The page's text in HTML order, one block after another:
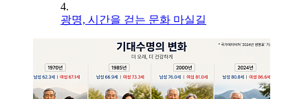
4.
광명, 시간을 걷는 문화 마실길